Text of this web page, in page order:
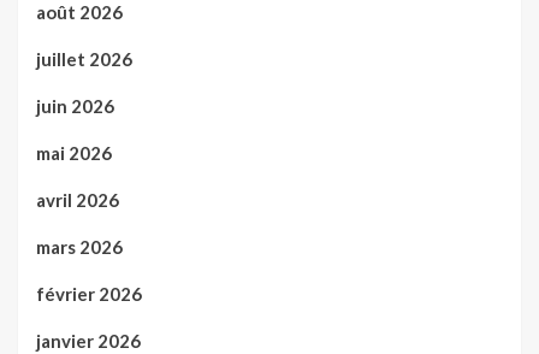
août 2026
juillet 2026
juin 2026
mai 2026
avril 2026
mars 2026
février 2026
janvier 2026